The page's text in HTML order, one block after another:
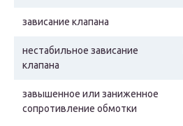
зависание клапана
нестабильное зависание
клапана
завышенное или заниженное
сопротивление обмотки